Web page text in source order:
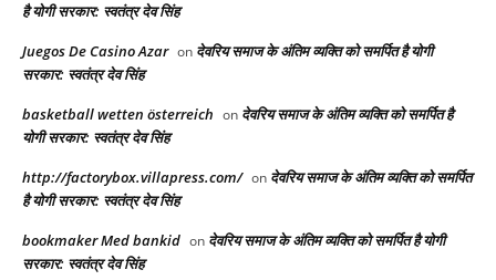
है योगी सरकार: स्वतंत्र देव सिंह
Juegos De Casino Azar on देवरिय समाज के अंतिम व्यक्ति को समर्पित है योगी
सरकार: स्वतंत्र देव सिंह
basketball wetten österreich on देवरिय समाज के अंतिम व्यक्ति को समर्पित है
योगी सरकार: स्वतंत्र देव सिंह
http://factorybox.villapress.com/ on देवरिय समाज के अंतिम व्यक्ति को समर्पित
है योगी सरकार: स्वतंत्र देव सिंह
bookmaker Med bankid on देवरिय समाज के अंतिम व्यक्ति को समर्पित है योगी
सरकार: स्वतंत्र देव सिंह